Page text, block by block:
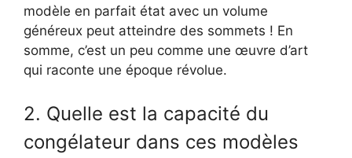
modèle en parfait état avec un volume
généreux peut atteindre des sommets ! En
somme, c’est un peu comme une œuvre d’art
qui raconte une époque révolue.
2. Quelle est la capacité du
congélateur dans ces modèles